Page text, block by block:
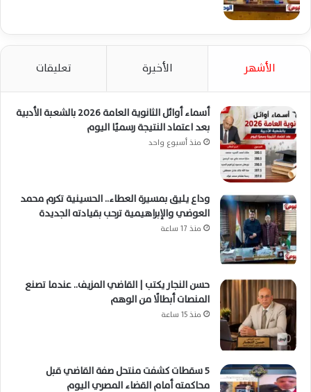
الأشهر الأخيرة تعليقات
أسماء أوائل الثانوية العامة 2026 بالشعبة الأدبية
بعد اعتماد النتيجة رسميًا اليوم
منذ أسبوع واحد
وداع يليق بمسيرة العطاء.. الحسينية تكرم محمد
العوضي والإبراهيمية ترحب بقيادته الجديدة
منذ 17 ساعة
حسن النجار يكتب | القاضي المزيف.. عندما تصنع
المنصات أبطالًا من الوهم
منذ 15 ساعة
5 سقطات كشفت منتحل صفة القاضي قبل
محاكمته أمام القضاء المصري اليوم